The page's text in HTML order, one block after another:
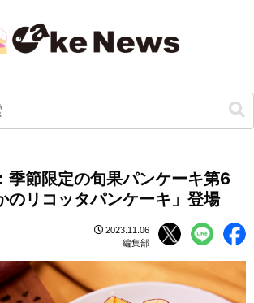
季節限定の旬果パンケーキ第6
のリコッタパンケーキ」登場
2023.11.06
編集部